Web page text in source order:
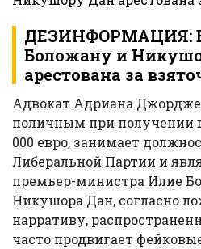
ДЕЗИНФОРМАЦИЯ:
Боложану и
арестована за
Адвокат Адриана
поличным при получении
000 евро, занимает
Либеральной Партии и
премьер-министра Илие
Никушора Дан, согласно
нарративу,
часто продвигает